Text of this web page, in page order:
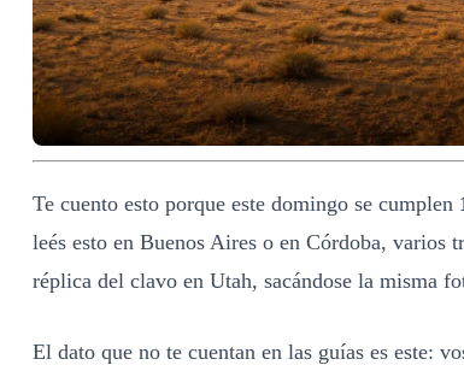
Te cuento esto porque este domingo se cumplen
leés esto en Buenos Aires o en Córdoba, varios
réplica del clavo en Utah, sacándose la misma
El dato que no te cuentan en las guías es este: